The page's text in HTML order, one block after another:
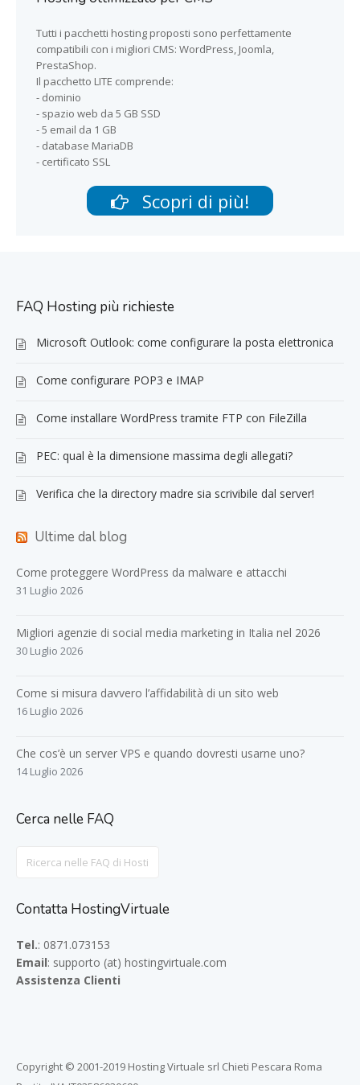
Tutti i pacchetti hosting proposti sono perfettamente
compatibili con i migliori CMS: WordPress, Joomla,
PrestaShop.
Il pacchetto LITE comprende:
- dominio
- spazio web da 5 GB SSD
- 5 email da 1 GB
- database MariaDB
- certificato SSL
Scopri di più!
FAQ Hosting più richieste
Microsoft Outlook: come configurare la posta elettronica
Come configurare POP3 e IMAP
Come installare WordPress tramite FTP con FileZilla
PEC: qual è la dimensione massima degli allegati?
Verifica che la directory madre sia scrivibile dal server!
Ultime dal blog
Come proteggere WordPress da malware e attacchi
31 Luglio 2026
Migliori agenzie di social media marketing in Italia nel 2026
30 Luglio 2026
Come si misura davvero l’affidabilità di un sito web
16 Luglio 2026
Che cos’è un server VPS e quando dovresti usarne uno?
14 Luglio 2026
Cerca nelle FAQ
Contatta HostingVirtuale
Tel.: 0871.073153
Email: supporto (at) hostingvirtuale.com
Assistenza Clienti
Copyright © 2001-2019 Hosting Virtuale srl Chieti Pescara Roma